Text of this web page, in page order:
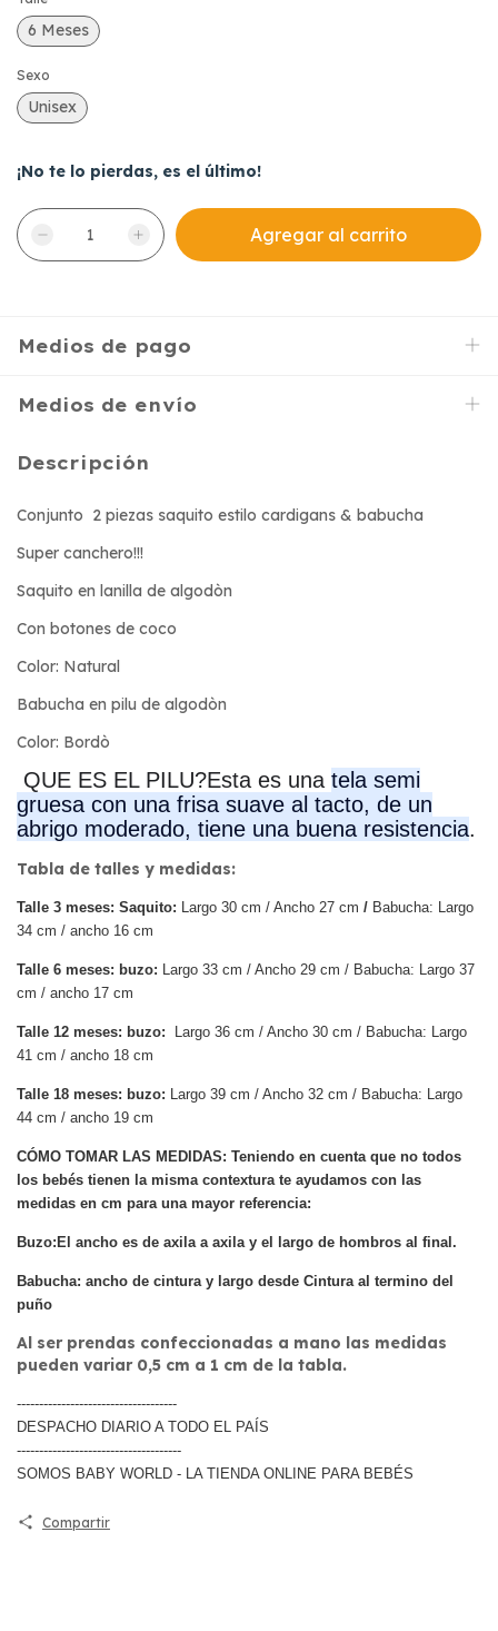
6 Meses
Sexo
Unisex
¡No te lo pierdas, es el último!
Medios de pago
Medios de envío
Descripción
Conjunto 2 piezas saquito estilo cardigans & babucha
Super canchero!!!
Saquito en lanilla de algodòn
Con botones de coco
Color: Natural
Babucha en pilu de algodòn
Color: Bordò
QUE ES EL PILU?Esta es una tela semi
gruesa con una frisa suave al tacto, de un
abrigo moderado, tiene una buena resistencia.
Tabla de talles y medidas:
Talle 3 meses: Saquito: Largo 30 cm / Ancho 27 cm / Babucha: Largo
34 cm / ancho 16 cm
Talle 6 meses: buzo: Largo 33 cm / Ancho 29 cm / Babucha: Largo 37
cm / ancho 17 cm
Talle 12 meses: buzo: Largo 36 cm / Ancho 30 cm / Babucha: L argo
41 cm / ancho 18 cm
Talle 18 meses: buzo: Largo 39 cm / Ancho 32 cm / Babucha: L argo
44 cm / ancho 19 cm
CÓMO TOMAR LAS MEDIDAS: Teniendo en cuenta que no todos
los bebés tienen la misma contextura te ayudamos con las
medidas en cm para una mayor referencia:
Buzo:El ancho es de axila a axila y el largo de hombros al final.
Babucha: ancho de cintura y largo desde Cintura al termino del
puño
Al ser prendas confeccionadas a mano las medidas
pueden variar 0,5 cm a 1 cm de la tabla.
------------------------------------
DESPACHO DIARIO A TODO EL PAÍS
-------------------------------------
SOMOS BABY WORLD - LA TIENDA ONLINE PARA BEBÉS
Compartir